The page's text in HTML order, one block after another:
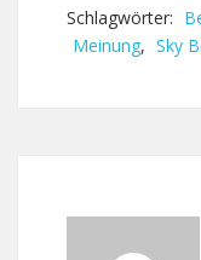
Schlagwörter:
Meinung, Sky